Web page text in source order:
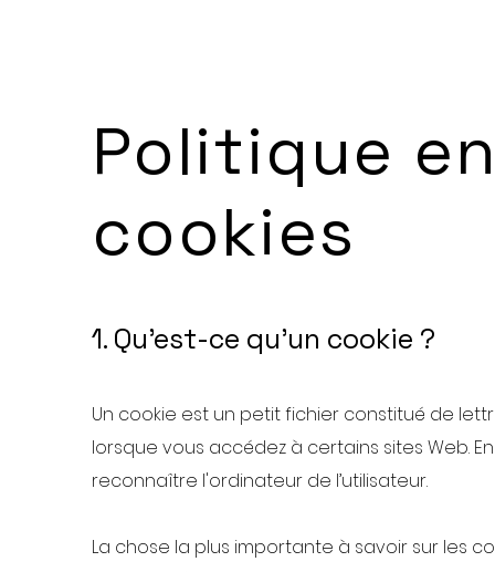
Politique
cookies
1. Qu'est-ce qu'un cookie ?
Un cookie est un petit fichier constitué de
lorsque vous accédez à certains sites Web.
reconnaître l'ordinateur de l’utilisateur.
La chose la plus importante à savoir sur les